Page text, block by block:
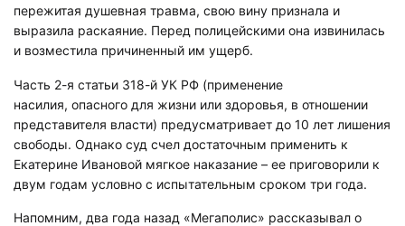
пережитая душевная травма, свою вину признала и
выразила раскаяние. Перед полицейскими она извинилась
и возместила причиненный им ущерб.
Часть 2-я статьи 318-й УК РФ (применение
насилия, опасного для жизни или здоровья, в отношении
представителя власти) предусматривает до 10 лет лишения
свободы. Однако суд счел достаточным применить к
Екатерине Ивановой мягкое наказание – ее приговорили к
двум годам условно с испытательным сроком три года.
Напомним, два года назад «Мегаполис» рассказывал о